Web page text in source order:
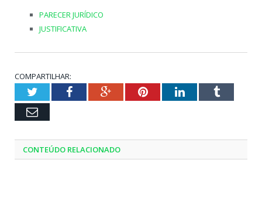
PARECER JURÍDICO
JUSTIFICATIVA
COMPARTILHAR:
TwitterFacebookGoogle+PinterestLinkedInTumblr
Email
CONTEÚDO RELACIONADO